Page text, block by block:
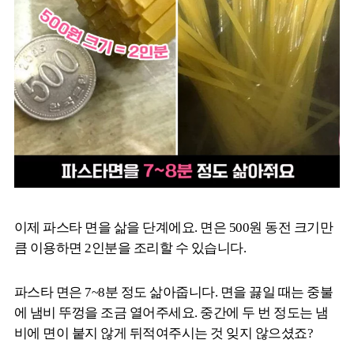
이제 파스타 면을 삶을 단계에요. 면은 500원 동전 크기만
큼 이용하면 2인분을 조리할 수 있습니다.
파스타 면은 7~8분 정도 삶아줍니다. 면을 끓일 때는 중불
에 냄비 뚜껑을 조금 열어주세요. 중간에 두 번 정도는 냄
비에 면이 붙지 않게 뒤적여주시는 것 잊지 않으셨죠?